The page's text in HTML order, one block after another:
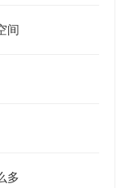
间
多